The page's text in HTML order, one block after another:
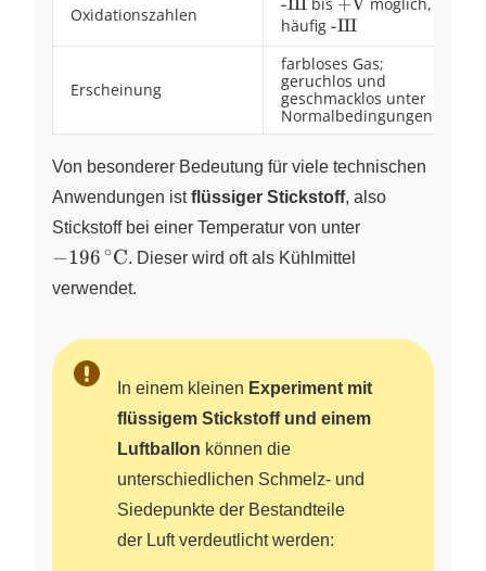
Oxidationszahlen
III}
häufig \text{-
III}
-III
Erscheinung
farbloses Gas;
geruchlos und
geschmacklos unter
Normalbedingungen
Von besonderer Bedeutung für viele technischen
Anwendungen istflüssiger Stickstoff, also
Stickstoff bei einer Temperatur von unter
−196 ∘C. Dieser wird oft als Kühlmittel
verwendet.
In einem kleinen Experiment mit
flüssigem Stickstoff und einem
Luftballon können die
unterschiedlichen Schmelz- und
Siedepunkte der Bestandteile
der Luft verdeutlicht werden: